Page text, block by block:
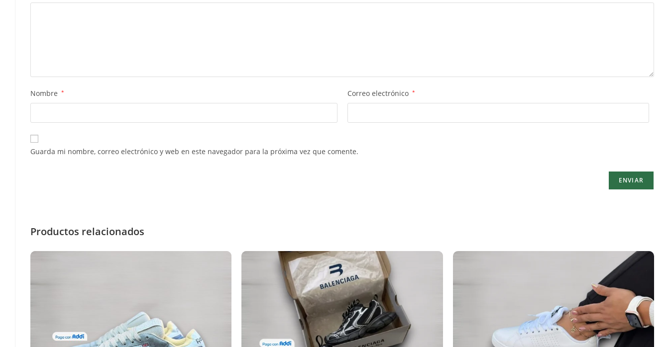
Nombre * Correo electrónico *
Guarda mi nombre, correo electrónico y web en este navegador para la próxima vez que comente.
Productos relacionados